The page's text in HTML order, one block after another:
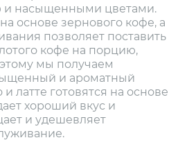
и насыщенными цветами.
основе зернового кофе, а
позволяет поставить
кофе на порцию,
мы получаем
и ароматный
латте готовятся на основе
хороший вкус и
и удешевляет